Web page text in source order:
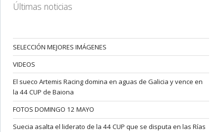
Últimas noticias
SELECCIÓN MEJORES IMÁGENES
VIDEOS
El sueco Artemis Racing domina en aguas de Galicia y vence en
la 44 CUP de Baiona
FOTOS DOMINGO 12 MAYO
Suecia asalta el liderato de la 44 CUP que se disputa en las Rías